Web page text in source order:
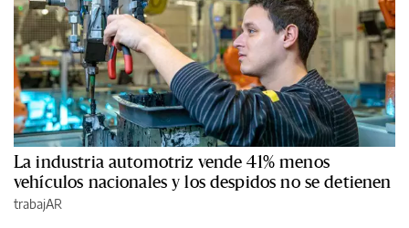
La industria automotriz vende 41% menos
vehículos nacionales y los despidos no se detienen
trabajAR